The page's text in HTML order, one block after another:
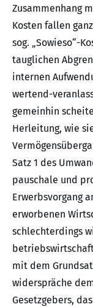
Zusammenhang
Kosten fallen
sog. „Sowieso“-
tauglichen
internen
wertend-
gemeinhin
Herleitung, wie
Satz 1 des
pauschale und
Erwerbsvorgang
erworbenen
schlechterdings
mit dem
widerspräche
Gesetzgebers,